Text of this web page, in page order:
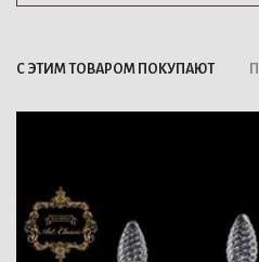
С ЭТИМ ТОВАРОМ ПОКУПАЮТ